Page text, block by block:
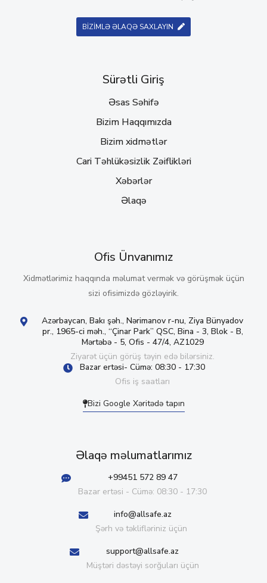
BİZİMLƏ ƏLAQƏ SAXLAYIN
Sürətli Giriş
Əsas Səhifə
Bizim Haqqımızda
Bizim xidmətlər
Cari Təhlükəsizlik Zəiflikləri
Xəbərlər
Əlaqə
Ofis Ünvanımız
Xidmətlərimiz haqqında məlumat vermək və görüşmək üçün
sizi ofisimizdə gözləyirik.
Azərbaycan, Bakı şəh., Nərimanov r-nu, Ziya Bünyadov
pr., 1965-ci məh., “Çinar Park” QSC, Bina - 3, Blok - B,
Mərtəbə - 5, Ofis - 47/4, AZ1029
Ziyarət üçün görüş təyin edə bilərsiniz.
Bazar ertəsi- Cümə: 08:30 - 17:30
Ofis iş saatları
Bizi Google Xəritədə tapın
Əlaqə məlumatlarımız
+99451 572 89 47
Bazar ertəsi - Cümə: 08:30 - 17:30
info@allsafe.az
Şərh və təklifləriniz üçün
support@allsafe.az
Müştəri dəstəyi sorğuları üçün